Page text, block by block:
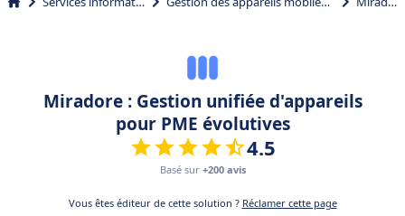
Miradore : Gestion unifiée d'appareils
pour PME évolutives
4.5
Basé sur +200 avis
Vous êtes éditeur de cette solution ? Réclamer cette page